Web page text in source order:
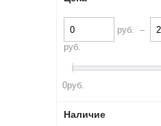
руб.
–
руб.
0руб.
Наличие